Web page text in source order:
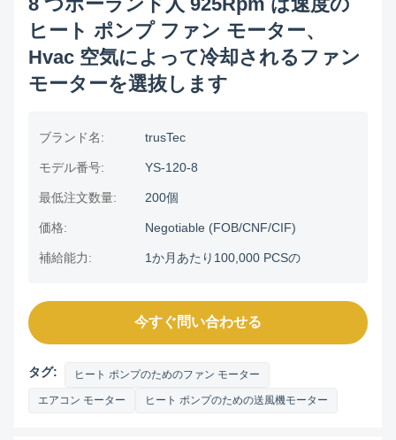
ヒート ポンプ ファン モーター、
Hvac 空気によって冷却されるファン
モーターを選抜します
ブランド名: trusTec
モデル番号: YS-120-8
最低注文数量: 200個
価格: Negotiable (FOB/CNF/CIF)
補給能力: 1か月あたり100,000 PCSの
今すぐ問い合わせる
タグ: ヒート ポンプのためのファン モーター
エアコン モーター ヒート ポンプのための送風機モーター